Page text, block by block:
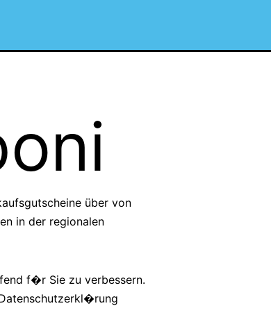
über von
in der regionalen
f�r Sie zu verbessern.